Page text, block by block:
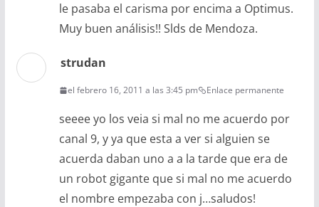
le pasaba el carisma por encima a Optimus.
Muy buen análisis!! Slds de Mendoza.
strudan
el febrero 16, 2011 a las 3:45 pm Enlace permanente
seeee yo los veia si mal no me acuerdo por
canal 9, y ya que esta a ver si alguien se
acuerda daban uno a a la tarde que era de
un robot gigante que si mal no me acuerdo
el nombre empezaba con j…saludos!